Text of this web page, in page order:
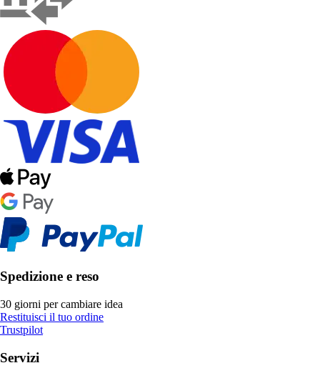
Spedizione e reso
30 giorni per cambiare idea
Restituisci il tuo ordine
Trustpilot
Servizi